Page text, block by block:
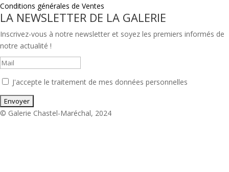
Conditions générales de Ventes
LA NEWSLETTER DE LA GALERIE
Inscrivez-vous à notre newsletter et soyez les premiers informés de
notre actualité !
J'accepte le traitement de mes données personnelles
© Galerie Chastel-Maréchal, 2024